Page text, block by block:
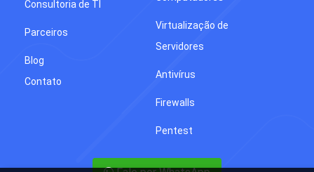
Consultoria de TI
Parceiros
Blog
Contato
Virtualização de
Servidores
Antivírus
Firewalls
Pentest